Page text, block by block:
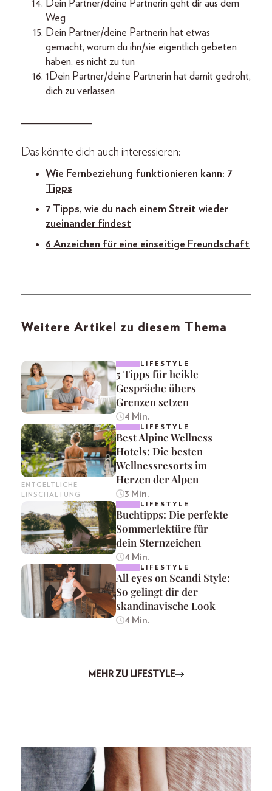
Dein Partner/deine Partnerin geht dir aus dem
Weg
Dein Partner/deine Partnerin hat etwas
gemacht, worum du ihn/sie eigentlich gebeten
haben, es nicht zu tun
1Dein Partner/deine Partnerin hat damit gedroht,
dich zu verlassen
_____________
Das könnte dich auch interessieren:
Wie Fernbeziehung funktionieren kann: 7
Tipps
7 Tipps, wie du nach einem Streit wieder
zueinander findest
6 Anzeichen für eine einseitige Freundschaft
Weitere Artikel zu diesem Thema
LIFESTYLE
5 Tipps für heikle
Gespräche übers
Grenzen setzen
4 Min.
ENTGELTLICHE
EINSCHALTUNG
LIFESTYLE
Best Alpine Wellness
Hotels: Die besten
Wellnessresorts im
Herzen der Alpen
3 Min.
LIFESTYLE
Buchtipps: Die perfekte
Sommerlektüre für
dein Sternzeichen
4 Min.
LIFESTYLE
All eyes on Scandi Style:
So gelingt dir der
skandinavische Look
4 Min.
MEHR ZU LIFESTYLE